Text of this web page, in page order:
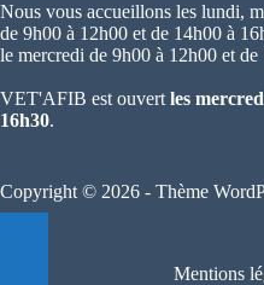
Nous vous accueillons les lundi,
de 9h00 à 12h00 et de 14h00 à
le mercredi de 9h00 à 12h00 et
VET'AFIB est ouvert les
16h30.
Copyright © 2026 - Thème
Mentions